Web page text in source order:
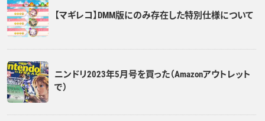
【マギレコ】DMM版にのみ存在した特別仕様について
ニンドリ2023年5月号を買った（Amazonアウトレット
で）